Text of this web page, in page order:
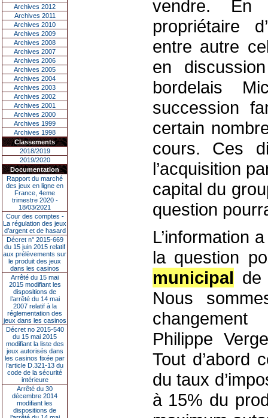
Archives 2012
Archives 2011
Archives 2010
Archives 2009
Archives 2008
Archives 2007
Archives 2006
Archives 2005
Archives 2004
Archives 2003
Archives 2002
Archives 2001
Archives 2000
Archives 1999
Archives 1998
Classements
2018/2019
2019/2020
Documentation
Rapport du marché
des jeux en ligne en
France, 4eme
trimestre 2020 -
18/03/2021
Cour des comptes -
La régulation des jeux
d’argent et de hasard
Décret n° 2015-669
du 15 juin 2015 relatif
aux prélèvements sur
le produit des jeux
dans les casinos
Arrêté du 15 mai
2015 modifiant les
dispositions de
l’arrêté du 14 mai
2007 relatif à la
réglementation des
jeux dans les casinos
Décret no 2015-540
du 15 mai 2015
modifiant la liste des
jeux autorisés dans
les casinos fixée par
l’article D.321-13 du
code de la sécurité
intérieure
Arrêté du 30
décembre 2014
modifiant les
dispositions de
vendre. En
propriétaire
entre autre
en
bordelais
succession
certain
cours. Ces
l’acquisition
capital du
question
L’information
la question
municipal de
Nous
Philippe
Tout d’abord
du taux
à 15% du